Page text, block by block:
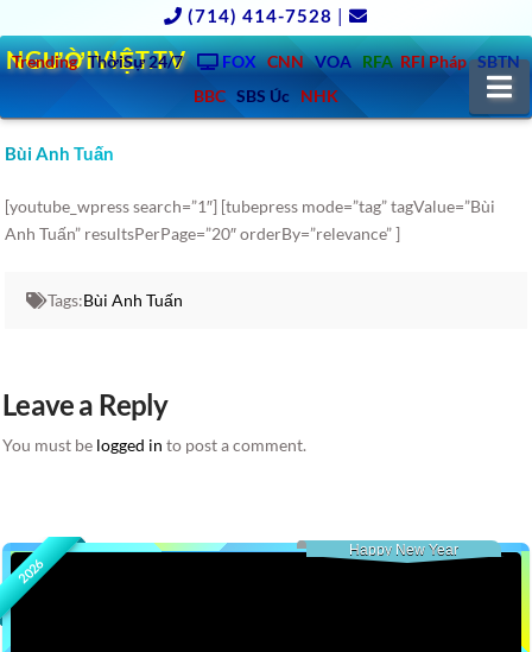
(714) 414-7528 |
Trending ThờiSự 24/7 FOX CNN VOA RFA RFI Pháp SBTN
BBC SBS Úc NHK
NGƯỜIVIỆT.TV
Bùi Anh Tuấn
[youtube_wpress search=”1″] [tubepress mode=”tag” tagValue=”Bùi
Anh Tuấn” resultsPerPage=”20″ orderBy=”relevance” ]
Tags:Bùi Anh Tuấn
Leave a Reply
You must be logged in to post a comment.
2026
Happy New Year